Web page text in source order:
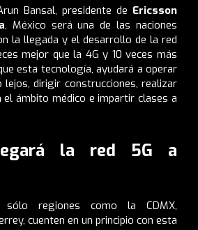
Bansal, presidente de Ericsson
, México será una de las naciones
la llegada y el desarrollo de la red
mejor que la 4G y 10 veces más
esta tecnología, ayudará a operar
lejos, dirigir construcciones, realizar
el ámbito médico e impartir clases a
la red 5G a
sólo regiones como la CDMX,
cuenten en un principio con esta